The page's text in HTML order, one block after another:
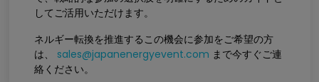
してご活用いただけます。
ネルギー転換を推進するこの機会に参加をご希望の方
は、 sales@japanenergyevent.com まで今すぐご連
絡ください。